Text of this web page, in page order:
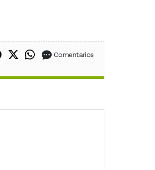
Compartir en Facebook
Compartir en X (Twitter)
Compartir en WhatsApp
Comentarios